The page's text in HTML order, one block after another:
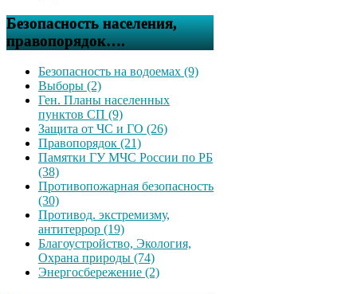
Безопасность населения,
правопорядок….
Безопасность на водоемах (9)
Выборы (2)
Ген. Планы населенных
пунктов СП (9)
Защита от ЧС и ГО (26)
Правопорядок (21)
Памятки ГУ МЧС России по РБ
(38)
Противопожарная безопасность
(30)
Противод. экстремизму,
антитеррор (19)
Благоустройство, Экология,
Охрана природы (74)
Энергосбережение (2)